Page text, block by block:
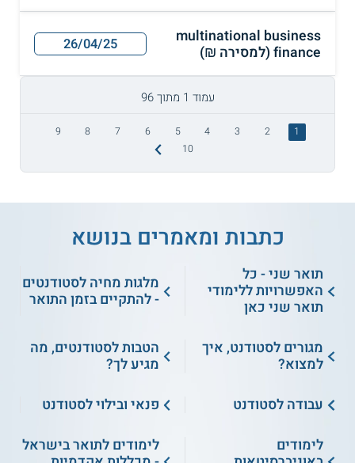
multinational business
finance (למסירה ₪)
26/04/25
עמוד 1 מתוך 96
1
2
3
4
5
6
7
8
9
10
כתבות ומאמרים בנושא
תואר שני - כל
האפשרויות ללימודי
תואר שני כאן
מלגות מחיה לסטודנטים
- להתקיים בזמן התואר
מגורים לסטודנט, איך
למצוא?
הטבות לסטודנטים, מה
מגיע לך?
עבודה לסטודנט
פנאי ובילוי לסטודנט
לימודים
לימודים לתואר בישראל